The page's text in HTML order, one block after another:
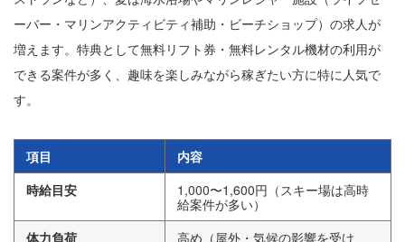
ーバー・マリンアクティビティ補助・ビーチショップ）の求人が
増えます。特典として無料リフト券・無料レンタル機材の利用が
できる案件が多く、趣味を楽しみながら稼ぎたい方に特に人気で
す。
項目
内容
時給目安
1,000〜1,600円（スキー場は高時
給案件が多い）
体力負荷
高め（屋外・気候の影響を受け